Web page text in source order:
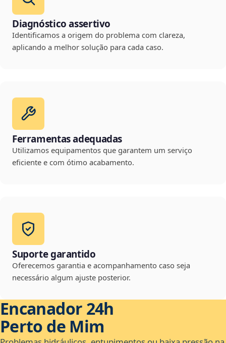
Diagnóstico assertivo
Identificamos a origem do problema com clareza,
aplicando a melhor solução para cada caso.
Ferramentas adequadas
Utilizamos equipamentos que garantem um serviço
eficiente e com ótimo acabamento.
Suporte garantido
Oferecemos garantia e acompanhamento caso seja
necessário algum ajuste posterior.
Encanador 24h
Perto de Mim